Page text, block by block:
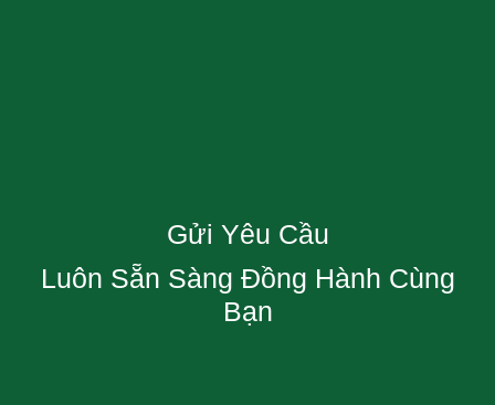
Gửi Yêu Cầu
Luôn Sẵn Sàng Đồng Hành Cùng
Bạn